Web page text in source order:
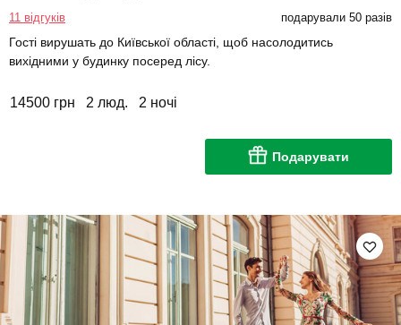
11 відгуків подарували 50 разів
Гості вирушать до Київської області, щоб насолодитись
вихідними у будинку посеред лісу.
14500 грн 2 люд. 2 ночі
Подарувати